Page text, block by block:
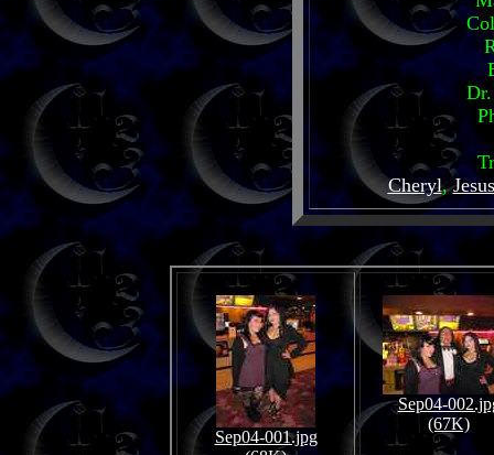
Cheryl,Jesus
Sep04-001.jpg
Sep04-
(67K)